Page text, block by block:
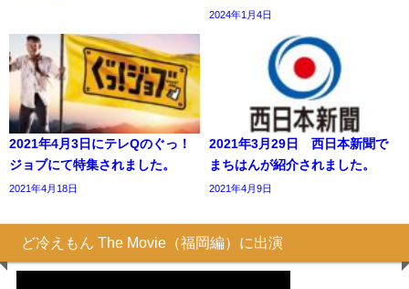
2024年1月4日
2021年4月3日にテレQのぐっ！
ジョブにて特集されました。
2021年4月18日
2021年3月29日 西日本新聞で
まちはんが紹介されました。
2021年4月9日
ど冷えもん The Movie（福岡編）に出演